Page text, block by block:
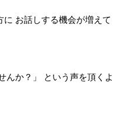
に お話しする機会が増えて
んか？」
という声を頂くよ